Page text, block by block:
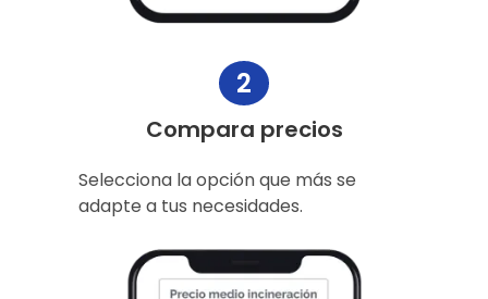
2
Compara precios
Selecciona la opción que más se
adapte a tus necesidades.